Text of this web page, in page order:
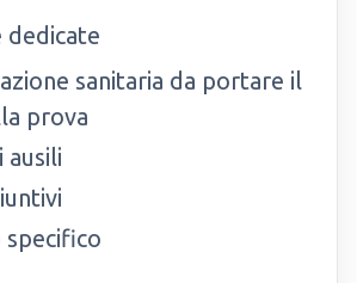
dedicate
sanitaria da portare il
prova
ausili
specifico